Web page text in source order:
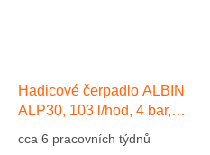
Hadicové čerpadlo ALBIN
ALP30, 103 l/hod, 4 bar,
cca 6 pracovních týdnů